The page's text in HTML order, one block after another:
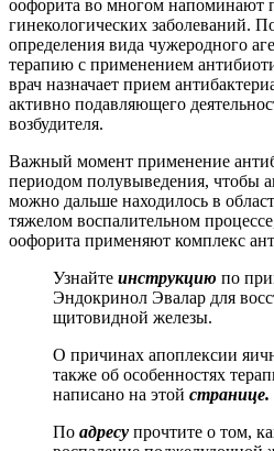
оофорита во многом напоминают
гинекологических заболеваний.
определения вида чужеродного
терапию с применением
врач назначает прием
активно подавляющего
возбудителя.
Важный момент применение
периодом полувыведения, чтобы
можно дальше находилось в
тяжелом воспалительном
оофорита применяют комплекс
Узнайте инструкцию по
Эндокринол Эвалар для
щитовидной железы.
О причинах апоплексии
также об особенностях
написано на этой странице.
По адресу прочтите о том,